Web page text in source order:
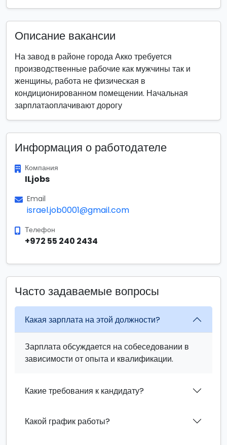
Описание вакансии
На завод в районе города Акко требуется
производственные рабочие как мужчины так и
женщины, работа не физическая в
кондиционированном помещении. Начальная
зарплатаоплачивают дорогу
Информация о работодателе
Компания
ILjobs
Email
israel.job0001@gmail.com
Телефон
+972 55 240 2434
Часто задаваемые вопросы
Какая зарплата на этой должности?
Зарплата обсуждается на собеседовании в
зависимости от опыта и квалификации.
Какие требования к кандидату?
Какой график работы?